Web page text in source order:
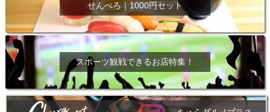
せんべろ｜1000円セット
スポーツ観戦できるお店特集！